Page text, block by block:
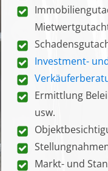
Investment-
Ermittlung
usw.
Markt- und